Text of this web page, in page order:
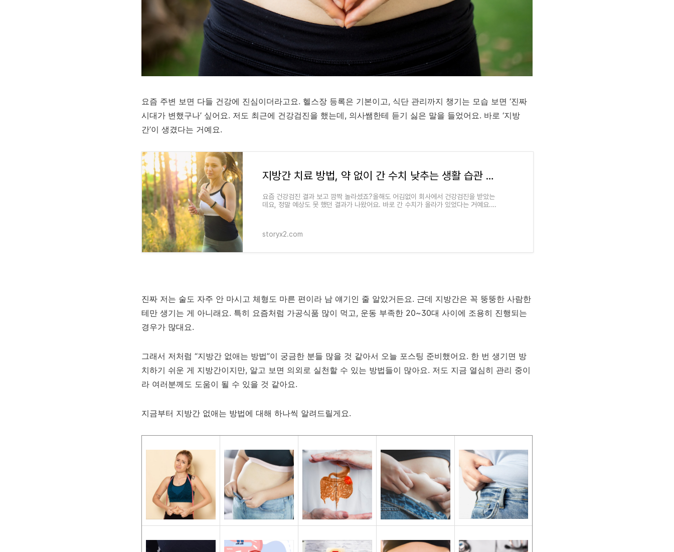
요즘 주변 보면 다들 건강에 진심이더라고요. 헬스장 등록은 기본이고, 식단 관리까지 챙기는 모습 보면 ‘진짜
시대가 변했구나’ 싶어요. 저도 최근에 건강검진을 했는데, 의사쌤한테 듣기 싫은 말을 들었어요. 바로 ‘지방
간’이 생겼다는 거예요.
지방간 치료 방법, 약 없이 간 수치 낮추는 생활 습관 변화부터 시작하세요
요즘 건강검진 결과 보고 깜짝 놀라셨죠?올해도 어김없이 회사에서 건강검진을 받았는
데요, 정말 예상도 못 했던 결과가 나왔어요. 바로 간 수치가 올라가 있었다는 거예요.
storyx2.com
진짜 저는 술도 자주 안 마시고 체형도 마른 편이라 남 얘기인 줄 알았거든요. 근데 지방간은 꼭 뚱뚱한 사람한
테만 생기는 게 아니래요. 특히 요즘처럼 가공식품 많이 먹고, 운동 부족한 20~30대 사이에 조용히 진행되는
경우가 많대요.
그래서 저처럼 “지방간 없애는 방법”이 궁금한 분들 많을 것 같아서 오늘 포스팅 준비했어요. 한 번 생기면 방
치하기 쉬운 게 지방간이지만, 알고 보면 의외로 실천할 수 있는 방법들이 많아요. 저도 지금 열심히 관리 중이
라 여러분께도 도움이 될 수 있을 것 같아요.
지금부터 지방간 없애는 방법에 대해 하나씩 알려드릴게요.